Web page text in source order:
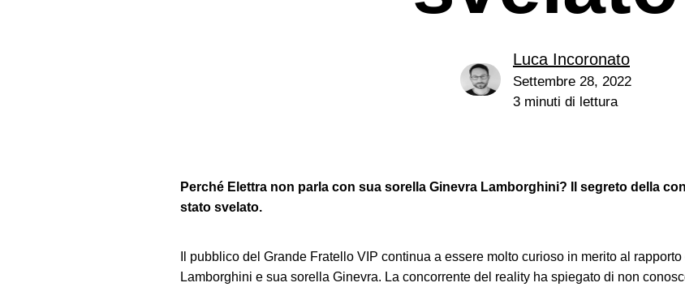
Luca Incoronato
Settembre 28, 2022
3 minuti di lettura
Perché Elettra non parla con sua sorella Ginevra Lamborghini? Il segreto della
stato svelato.
Il pubblico del Grande Fratello VIP continua a essere molto curioso in merito al
Lamborghini e sua sorella Ginevra. La concorrente del reality ha spiegato di non